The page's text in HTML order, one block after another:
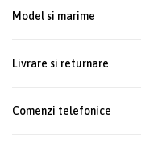
Model si marime
Livrare si returnare
Comenzi telefonice